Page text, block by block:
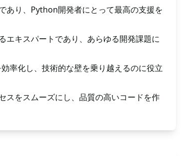
あり、Python開発者にとって最高の支援を
エキスパートであり、あらゆる開発課題に
率化し、技術的な壁を乗り越えるのに役立
スをスムーズにし、品質の高いコードを作